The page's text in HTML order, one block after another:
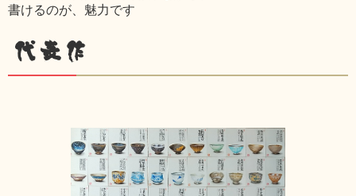
書けるのが、魅力です
代表作